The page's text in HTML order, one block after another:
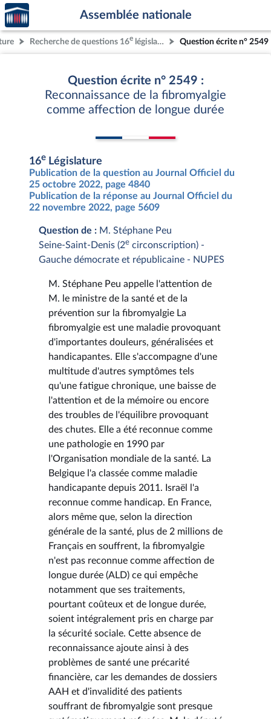
Aller au contenu
Aller en bas de la page
Accèder
à la
page
d'accueil
Assemblée nationale
Recherche de questions 16e législature Question écrite n° 2549
Question écrite n° 2549 :
Reconnaissance de la fibromyalgie
comme affection de longue durée
16e Législature
Publication de la question au Journal Officiel du
25 octobre 2022, page 4840
Publication de la réponse au Journal Officiel du
22 novembre 2022, page 5609
Question de : M. Stéphane Peu
Seine-Saint-Denis (2e circonscription) -
Gauche démocrate et républicaine - NUPES
M. Stéphane Peu appelle l'attention de
M. le ministre de la santé et de la
prévention sur la fibromyalgie La
fibromyalgie est une maladie provoquant
d'importantes douleurs, généralisées et
handicapantes. Elle s'accompagne d'une
multitude d'autres symptômes tels
qu'une fatigue chronique, une baisse de
l'attention et de la mémoire ou encore
des troubles de l'équilibre provoquant
des chutes. Elle a été reconnue comme
une pathologie en 1990 par
l'Organisation mondiale de la santé. La
Belgique l'a classée comme maladie
handicapante depuis 2011. Israël l'a
reconnue comme handicap. En France,
alors même que, selon la direction
générale de la santé, plus de 2 millions de
Français en souffrent, la fibromyalgie
n'est pas reconnue comme affection de
longue durée (ALD) ce qui empêche
notamment que ses traitements,
pourtant coûteux et de longue durée,
soient intégralement pris en charge par
la sécurité sociale. Cette absence de
reconnaissance ajoute ainsi à des
problèmes de santé une précarité
financière, car les demandes de dossiers
AAH et d'invalidité des patients
souffrant de fibromyalgie sont presque